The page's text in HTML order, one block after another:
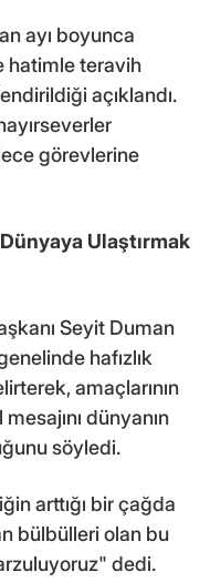
ayı boyunca
hatimle teravih
açıklandı.
görevlerine
Ulaştırmak
Seyit Duman
hafızlık
amaçlarının
dünyanın
söyledi.
arttığı bir çağda
bülbülleri olan bu
dedi.